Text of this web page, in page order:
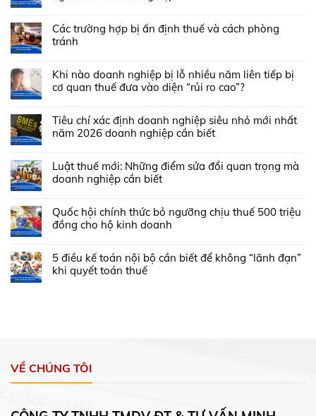
Các trường hợp bị ấn định thuế và cách phòng
tránh
Khi nào doanh nghiệp bị lỗ nhiều năm liên tiếp bị
cơ quan thuế đưa vào diện “rủi ro cao”?
Tiêu chí xác định doanh nghiệp siêu nhỏ mới nhất
năm 2026 doanh nghiệp cần biết
Luật thuế mới: Những điểm sửa đổi quan trọng mà
doanh nghiệp cần biết
Quốc hội chính thức bỏ ngưỡng chịu thuế 500 triệu
đồng cho hộ kinh doanh
5 điều kế toán nội bộ cần biết để không “lãnh đạn”
khi quyết toán thuế
VỀ CHÚNG TÔI